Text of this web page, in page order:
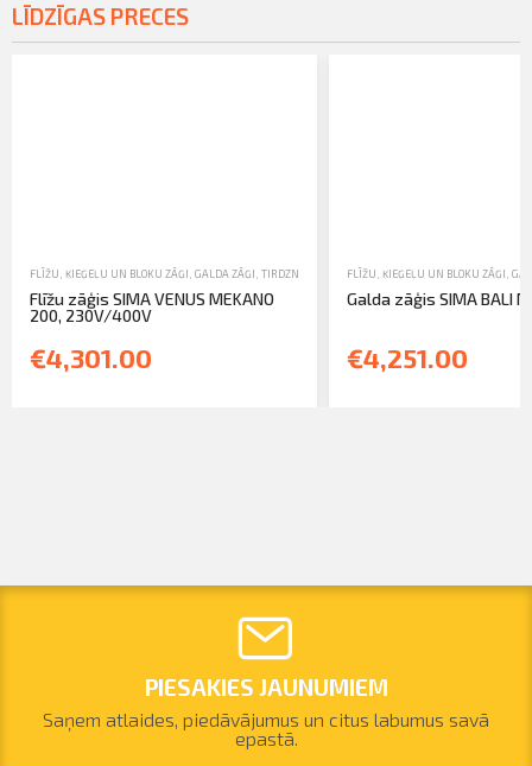
LĪDZĪGAS PRECES
FLĪŽU, ĶIEĢEĻU UN BLOKU ZĀĢI GALDA ZĀĢI TIRDZNIECĪBA
Flīžu zāģis SIMA VENUS MEKANO
200, 230V/400V
€4,301.00
FLĪŽU, ĶIEĢEĻU UN BLOKU ZĀĢI
Galda zāģis SIMA BALI
€4,251.00
PIESAKIES JAUNUMIEM
Saņem atlaides, piedāvājumus un citus labumus savā
epastā.